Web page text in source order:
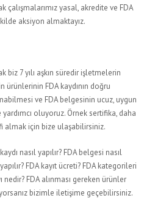
yasal, akredite ve FDA
aksiyon almaktayız.
7 yılı aşkın süredir işletmelerin
ürünlerinin FDA kaydının doğru
ve FDA belgesinin ucuz, uygun
oluyoruz. Örnek sertifika, daha
almak için bize ulaşabilirsiniz.
nasıl yapılır? FDA belgesi nasıl
FDA kayıt ücreti? FDA kategorileri
nedir? FDA alınması gereken ürünler
bizimle iletişime geçebilirsiniz.